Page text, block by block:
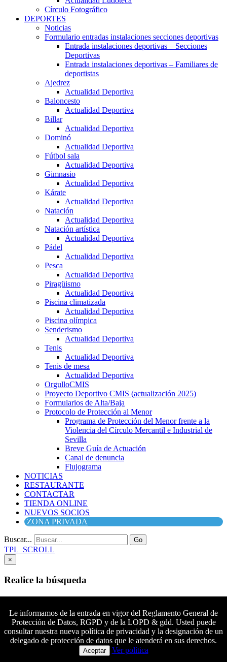
Círculo Fotográfico
DEPORTES
Noticias
Formulario entradas instalaciones secciones deportivas
Entrada instalaciones deportivas – Secciones
Deportivas
Entrada instalaciones deportivas – Familiares de
deportistas
Ajedrez
Actualidad Deportiva
Baloncesto
Actualidad Deportiva
Billar
Actualidad Deportiva
Dominó
Actualidad Deportiva
Fútbol sala
Actualidad Deportiva
Gimnasio
Actualidad Deportiva
Kárate
Actualidad Deportiva
Natación
Actualidad Deportiva
Natación artística
Actualidad Deportiva
Pádel
Actualidad Deportiva
Pesca
Actualidad Deportiva
Piragüismo
Actualidad Deportiva
Piscina climatizada
Actualidad Deportiva
Piscina olímpica
Senderismo
Actualidad Deportiva
Tenis
Actualidad Deportiva
Tenis de mesa
Actualidad Deportiva
OrgulloCMIS
Proyecto Deportivo CMIS (actualización 2025)
Formularios de Alta/Baja
Protocolo de Protección al Menor
Programa de Protección del Menor frente a la
Violencia del Círculo Mercantil e Industrial de
Sevilla
Breve Guía de Actuación
Canal de denuncia
Flujograma
NOTICIAS
RESTAURANTE
CONTACTAR
TIENDA ONLINE
NUEVOS SOCIOS
ZONA PRIVADA
Buscar... Go
TPL_SCROLL
×
Realice la búsqueda
Buscar
Síguenos en Facebook
Síguenos en Twitter
Síguenos en YouTube
Síguenos en instagram
Colaboradores principales
Le informamos de la entrada en vigor del Reglamento General de
Protección de Datos, RGPD y de la LOPD & gdd. Usted puede
consultar nuestra nueva política de privacidad y la designación de un
delegado de protección de datos que le atenderá en sus derechos.
Aceptar Ver política